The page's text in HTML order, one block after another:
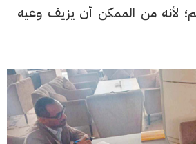
لأنه من الممكن أن يزيف وعيه